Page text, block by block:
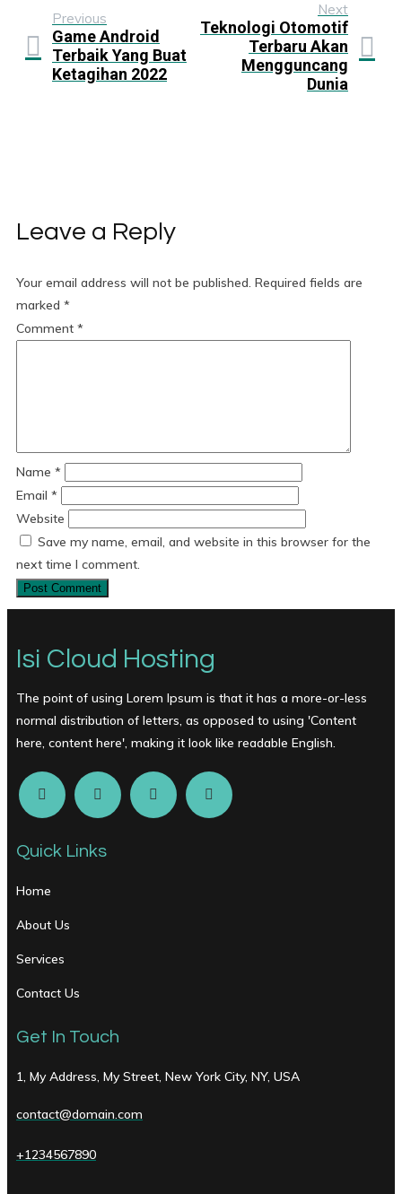
Previous
Game Android
Terbaik Yang Buat
Ketagihan 2022
Next
Teknologi Otomotif
Terbaru Akan
Mengguncang
Dunia
Leave a Reply
Your email address will not be published. Required fields are
marked *
Comment *
Name *
Email *
Website
Save my name, email, and website in this browser for the
next time I comment.
Isi Cloud Hosting
The point of using Lorem Ipsum is that it has a more-or-less
normal distribution of letters, as opposed to using 'Content
here, content here', making it look like readable English.
Quick Links
Home
About Us
Services
Contact Us
Get In Touch
1, My Address, My Street, New York City, NY, USA
contact@domain.com
+1234567890